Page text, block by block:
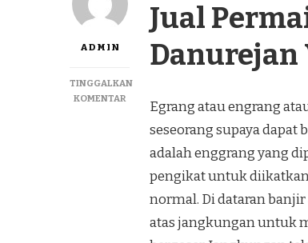
ADMIN
TINGGALKAN
KOMENTARPADA
PERMAINAN
TERMURAH
DANUREJAN
Jual
Danurejan
Egrang atau engrang
seseorang supaya
adalah enggrang yang
pengikat untuk
normal. Di dataran
atas jangkungan untuk